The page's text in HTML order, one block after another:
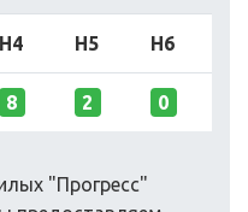
H4 H5 H6
8 2 0
"Прогресс"